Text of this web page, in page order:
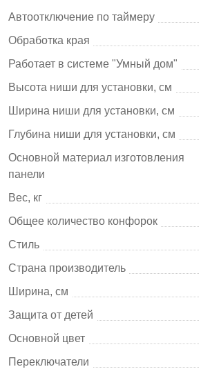
Автоотключение по таймеру
Обработка края
Работает в системе "Умный дом"
Высота ниши для установки, см
Ширина ниши для установки, см
Глубина ниши для установки, см
Основной материал изготовления
панели
Вес, кг
Общее количество конфорок
Стиль
Страна производитель
Ширина, см
Защита от детей
Основной цвет
Переключатели